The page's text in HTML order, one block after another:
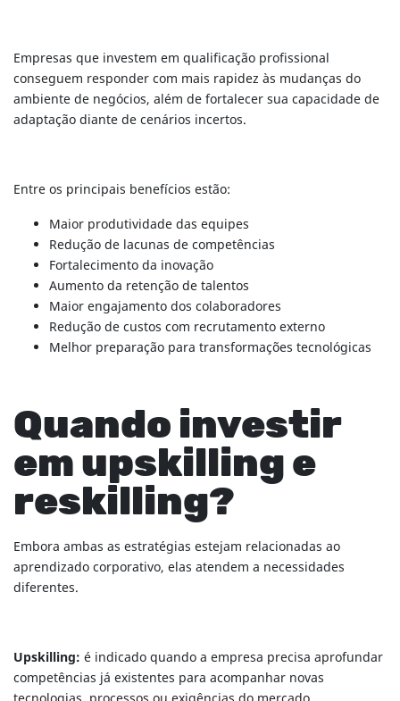
Empresas que investem em qualificação profissional
conseguem responder com mais rapidez às mudanças do
ambiente de negócios, além de fortalecer sua capacidade de
adaptação diante de cenários incertos.
Entre os principais benefícios estão:
Maior produtividade das equipes
Redução de lacunas de competências
Fortalecimento da inovação
Aumento da retenção de talentos
Maior engajamento dos colaboradores
Redução de custos com recrutamento externo
Melhor preparação para transformações tecnológicas
Quando investir
em upskilling e
reskilling?
Embora ambas as estratégias estejam relacionadas ao
aprendizado corporativo, elas atendem a necessidades
diferentes.
Upskilling: é indicado quando a empresa precisa aprofundar
competências já existentes para acompanhar novas